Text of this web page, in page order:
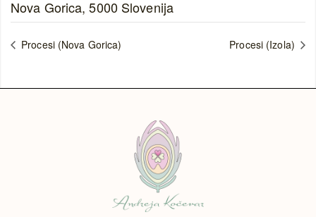
Nova Gorica, 5000 Slovenija
Procesi (Nova Gorica) Procesi (Izola)